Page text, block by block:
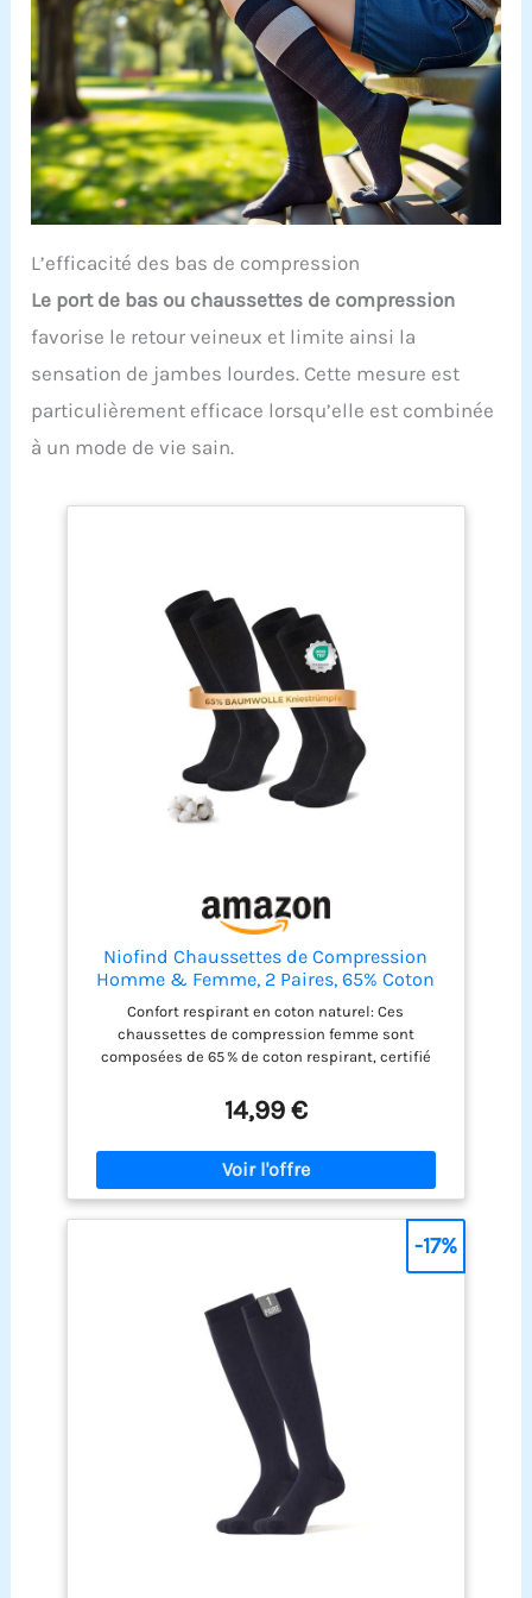
L’efficacité des bas de compression
Le port de bas ou chaussettes de compression
favorise le retour veineux et limite ainsi la
sensation de jambes lourdes. Cette mesure est
particulièrement efficace lorsqu’elle est combinée
à un mode de vie sain.
Niofind Chaussettes de Compression
Homme & Femme, 2 Paires, 65% Coton
Confort respirant en coton naturel: Ces
chaussettes de compression femme sont
composées de 65 % de coton respirant, certifié
hypoallergéniques et confortables pour les
longues journées, elles sont parfaites comme
chaussettes de voyage avion ou pour les trajets en
train. Idéales pour les femmes actives ou
enceintes Amélioration de la circulation et
récupération musculaire: Grâce à une pression
ciblée de 20 à 30 mmHg, ces bas de contention
musculaire. Recommandées comme chaussettes
de contention sport après l'entraînement ou en
cas de station debout prolongée Maintien optimal
& durabilité renforcée: Le large revers élastique
empêche les chaussettes de glisser. Les coutures
plates réduisent les frottements, tandis que les
talons et pointes renforcés prolongent la durée de
vie. Parfaites comme chaussettes de contention
homme travail ou pour les journées actives Tailles
& couleurs variées pour tous les styles:
Disponibles en tailles 35–38, 39–42, 43–46 et en
14,99 €
-17%